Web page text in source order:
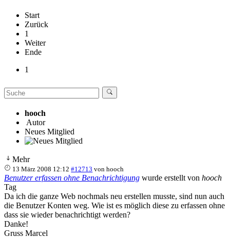
Start
Zurück
1
Weiter
Ende
1
hooch
Autor
Neues Mitglied
Mehr
13 März 2008 12:12 #12713 vonhooch
Benutzer erfassen ohne Benachrichtigung wurde erstellt von hooch
Tag
Da ich die ganze Web nochmals neu erstellen musste, sind nun auch
die Benutzer Konten weg. Wie ist es möglich diese zu erfassen ohne
dass sie wieder benachrichtigt werden?
Danke!
Gruss Marcel